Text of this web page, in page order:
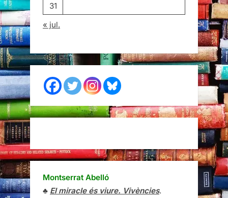
31
« jul.
Montserrat Abelló
♣ El miracle és viure. Vivències.